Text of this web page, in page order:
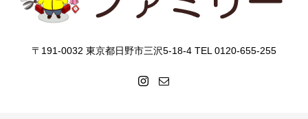
〒191-0032 東京都日野市三沢5-18-4 TEL 0120-655-255